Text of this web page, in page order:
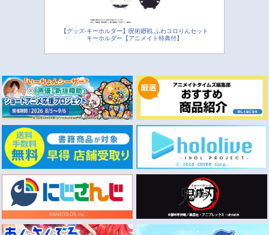
【グッズ-キーホルダー】呪術廻戦 ふわコロりんセット
キーホルダー【アニメイト特典付】